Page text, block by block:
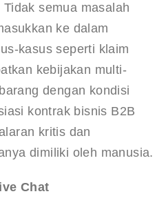
Tidak semua masalah
ke dalam
kasus seperti klaim
kebijakan multi-
dengan kondisi
kontrak bisnis B2B
kritis dan
dimiliki oleh manusia.
Chat